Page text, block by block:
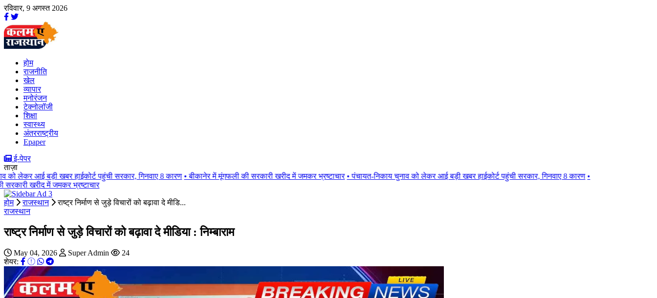
रविवार, 9 अगस्त 2026
होम
राजनीति
खेल
व्यापार
मनोरंजन
टेक्नोलॉजी
शिक्षा
स्वास्थ्य
अंतरराष्ट्रीय
Epaper
ई-पेपर
ताज़ा
आई बड़ी खबर हाईकोर्ट पहुंची सरकार, गिनवाए 8 कारण • बीकानेर में मूंगफली की सरकारी खरीद में जमकर भ्रष्टाचार • पंचायत-निकाय चुनाव को लेकर आई बड़ी खबर हाईकोर्ट पहुंची सरकार, गिनवाए 8 कारण •
खरीद में जमकर भ्रष्टाचार
होम राजस्थान
राष्ट्र निर्माण से जुड़े विचारों को बढ़ावा दे मीडि...
राजस्थान
राष्ट्र निर्माण से जुड़े विचारों को बढ़ावा दे मीडिया : निम्बाराम
May 04, 2026 Super Admin
24
शेयर: